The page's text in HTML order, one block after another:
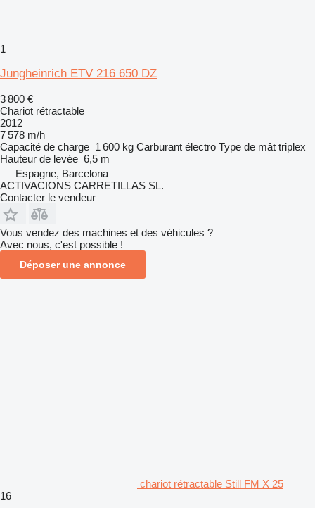
1
Jungheinrich ETV 216 650 DZ
3 800 €
Chariot rétractable
2012
7 578 m/h
Capacité de charge 1 600 kg Carburant électro Type de mât triplex
Hauteur de levée 6,5 m
Espagne, Barcelona
ACTIVACIONS CARRETILLAS SL.
Contacter le vendeur
Vous vendez des machines et des véhicules ?
Avec nous, c'est possible !
Déposer une annonce
chariot rétractable Still FM X 25
16